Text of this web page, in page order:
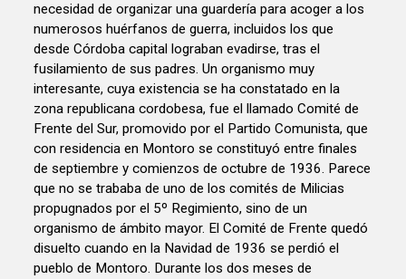
necesidad de organizar una guardería para acoger a los
numerosos huérfanos de guerra, incluidos los que
desde Córdoba capital lograban evadirse, tras el
fusilamiento de sus padres. Un organismo muy
interesante, cuya existencia se ha constatado en la
zona republicana cordobesa, fue el llamado Comité de
Frente del Sur, promovido por el Partido Comunista, que
con residencia en Montoro se constituyó entre finales
de septiembre y comienzos de octubre de 1936. Parece
que no se trababa de uno de los comités de Milicias
propugnados por el 5º Regimiento, sino de un
organismo de ámbito mayor. El Comité de Frente quedó
disuelto cuando en la Navidad de 1936 se perdió el
pueblo de Montoro. Durante los dos meses de